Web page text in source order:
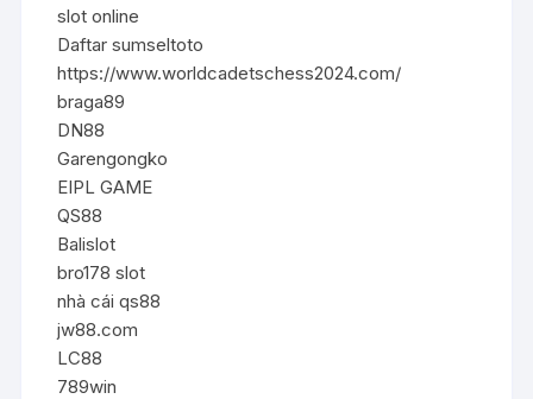
slot online
Daftar sumseltoto
https://www.worldcadetschess2024.com/
braga89
DN88
Garengongko
EIPL GAME
QS88
Balislot
bro178 slot
nhà cái qs88
jw88.com
LC88
789win